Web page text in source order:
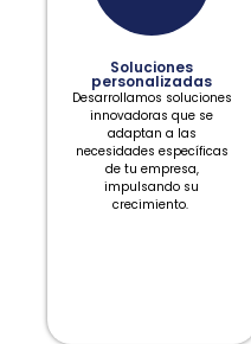
Soluciones
personalizadas
Desarrollamos soluciones
innovadoras que se
adaptan a las
necesidades específicas
de tu empresa,
impulsando su
crecimiento.